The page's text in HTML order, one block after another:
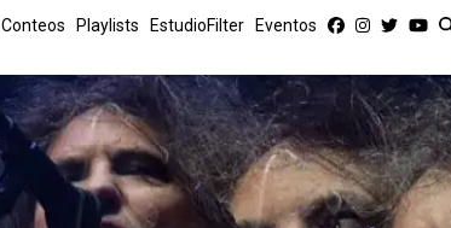
Conteos Playlists EstudioFilter Eventos